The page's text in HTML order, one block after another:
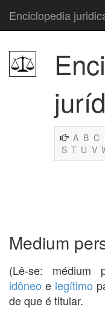
Enciclopedia
A B C
S T U V
Medium
(Lê-se: médium
idôneo e legítimo
de que é titular.